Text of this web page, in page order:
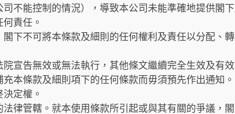
不能控制的情況），導致本公司未能準確地提供閣
責任。
下不可將本條款及細則的任何權利及責任以分配、
宣告無效或無法執行，其他條文繼續完全生效及有效
本條款及細則項下的任何條款而毋須預先作出通知。
定權。
律管轄。就本使用條款所引起或與其有關的爭議，